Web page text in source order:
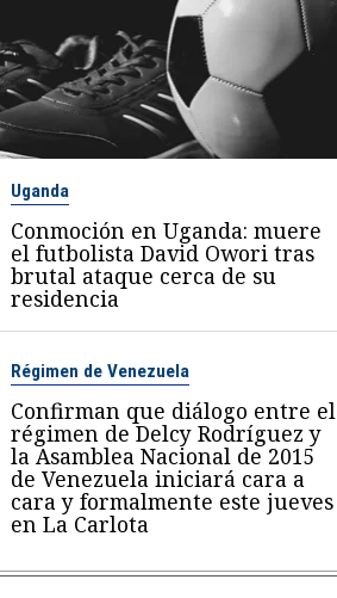
Uganda
Conmoción en Uganda: muere
el futbolista David Owori tras
brutal ataque cerca de su
residencia
Régimen de Venezuela
Confirman que diálogo entre el
régimen de Delcy Rodríguez y
la Asamblea Nacional de 2015
de Venezuela iniciará cara a
cara y formalmente este jueves
en La Carlota